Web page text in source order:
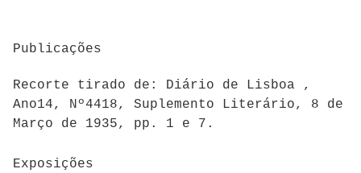
Publicações
Recorte tirado de: Diário de Lisboa ,
Ano14, Nº4418, Suplemento Literário, 8 de
Março de 1935, pp. 1 e 7.
Exposições